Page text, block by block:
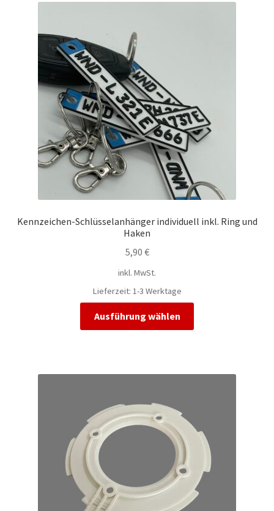
Kennzeichen-Schlüsselanhänger individuell inkl. Ring und
Haken
5,90 €
inkl. MwSt.
Lieferzeit: 1-3 Werktage
Ausführung wählen